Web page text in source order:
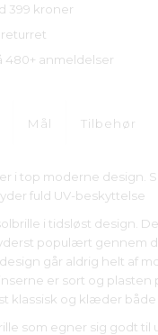
399 kroner
480+ anmeldelser
Mål Tilbehør
i top moderne design.
fuld UV-beskyttelse
i tidsløst design.
populært gennem
går aldrig helt af
er sort og plasten
klassisk og klæder både
som egner sig godt til